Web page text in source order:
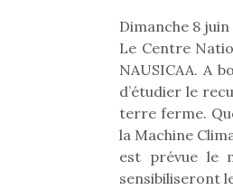
Dimanche 8
Le Centre
NAUSICAA. A
d’étudier le
terre ferme.
la Machine
est prévue le
sensibiliseront
ou